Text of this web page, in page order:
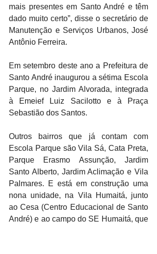
mais presentes em Santo André e têm
dado muito certo”, disse o secretário de
Manutenção e Serviços Urbanos, José
Antônio Ferreira.
Em setembro deste ano a Prefeitura de
Santo André inaugurou a sétima Escola
Parque, no Jardim Alvorada, integrada
à Emeief Luiz Sacilotto e à Praça
Sebastião dos Santos.
Outros bairros que já contam com
Escola Parque são Vila Sá, Cata Preta,
Parque Erasmo Assunção, Jardim
Santo Alberto, Jardim Aclimação e Vila
Palmares. E está em construção uma
nona unidade, na Vila Humaitá, junto
ao Cesa (Centro Educacional de Santo
André) e ao campo do SE Humaitá, que